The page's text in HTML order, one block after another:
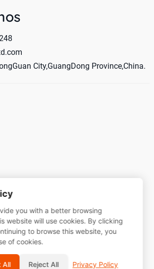
City,GuangDong Province,China.
you with a better browsing
website will use cookies. By clicking
to browse this website, you
of cookies.
All Reject All Privacy Policy